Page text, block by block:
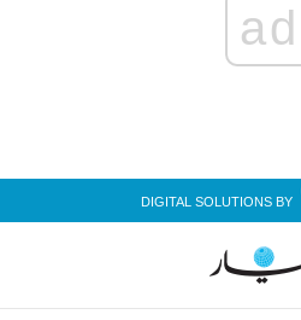
ad
DIGITAL SOLUTIONS BY